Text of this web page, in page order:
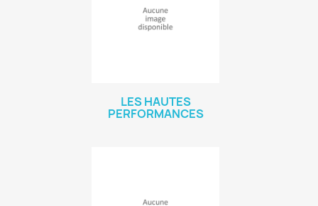
LES HAUTES
PERFORMANCES